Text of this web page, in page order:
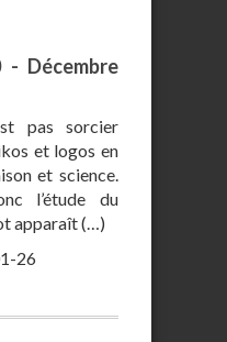
- Décembre
pas sorcier
et logos en
et science.
l’étude du
apparaît (…)
26